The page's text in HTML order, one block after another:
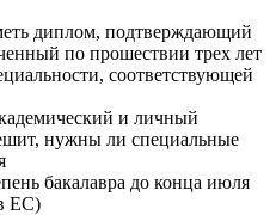
диплом, подтверждающий
по прошествии трех лет
соответствующей
и личный
нужны ли специальные
бакалавра до конца июля
ЕС)